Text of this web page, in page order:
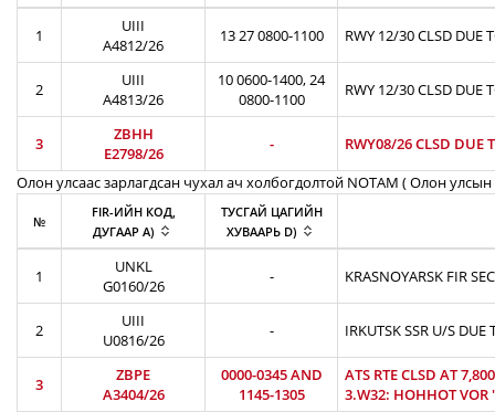
1
UIII
A4812/26
13 27 0800-1100 RWY 12/30 CLSD DUE
2
UIII
A4813/26
10 0600-1400, 24
0800-1100
RWY 12/30 CLSD DUE
3
ZBHH
E2798/26
-
RWY08/26 CLSD DUE
Олон улсаас зарлагдсан чухал ач холбогдолтой NOTAM ( Олон улсын
№
FIR-ИЙН КОД,
ДУГААР A)
ТУСГАЙ ЦАГИЙН
ХУВААРЬ D)
1
UNKL
G0160/26
- KRASNOYARSK FIR
2
UIII
U0816/26
- IRKUTSK SSR U/S DUE
3
ZBPE
A3404/26
0000-0345 AND
1145-1305
ATS RTE CLSD AT
3.W32: HOHHOT VOR